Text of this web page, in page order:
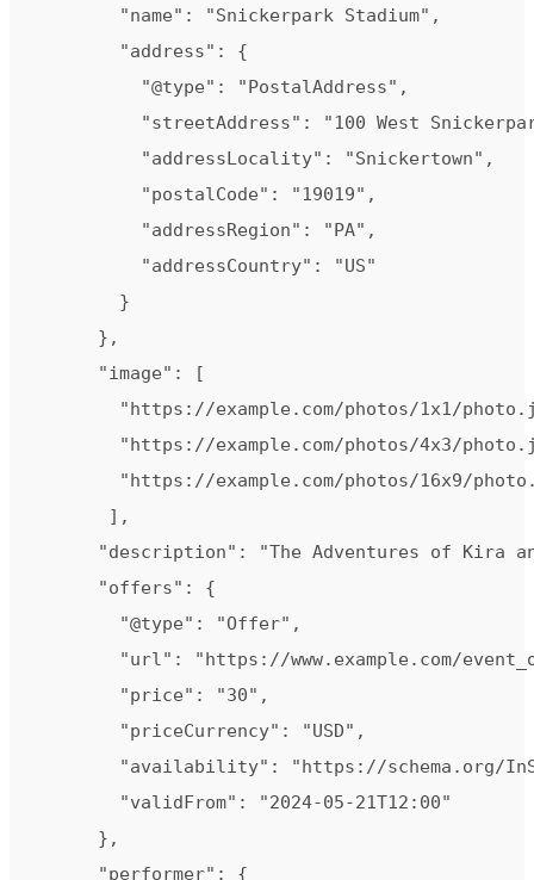
"name": "Snickerpark Stadium",
"address": {
"@type": "PostalAddress",
"streetAddress": "100 West
"addressLocality": "Snickertown",
"postalCode": "19019",
"addressRegion": "PA",
"addressCountry": "US"
}
},
"image": [
"https://example.com/photos/1x1/
"https://example.com/photos/4x3/
"https://example.com/photos/16x9/
],
"description": "The Adventures of Kira and
"offers": {
"@type": "Offer",
"url": "https://www.example.com/
"price": "30",
"priceCurrency": "USD",
"availability": "https://schema.org/
"validFrom": "2024-05-21T12:00"
},
"performer": {